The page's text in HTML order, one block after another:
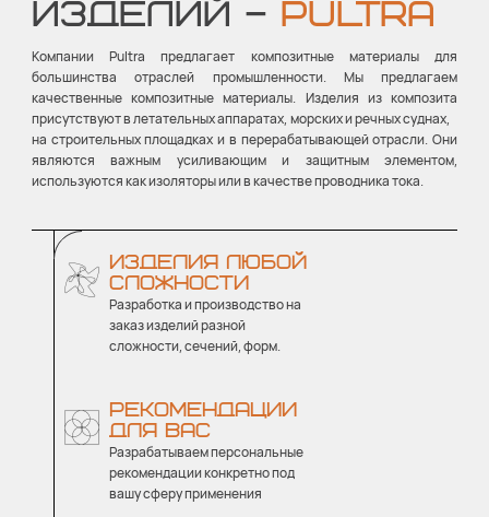
ИЗДЕЛИЙ – PULTRA
Компании Pultra предлагает композитные материалы для
большинства отраслей промышленности. Мы предлагаем
качественные композитные материалы. Изделия из композита
присутствуют в летательных аппаратах, морских и речных суднах,
на строительных площадках и в перерабатывающей отрасли. Они
являются важным усиливающим и защитным элементом,
используются как изоляторы или в качестве проводника тока.
ИЗДЕЛИЯ ЛЮБОЙ
СЛОЖНОСТИ
Разработка и производство на
заказ изделий разной
сложности, сечений, форм.
РЕКОМЕНДАЦИИ
ДЛЯ ВАС
Разрабатываем персональные
рекомендации конкретно под
вашу сферу применения